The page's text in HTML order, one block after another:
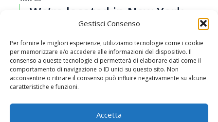
Gestisci Consenso
Per fornire le migliori esperienze, utilizziamo tecnologie come i cookie
per memorizzare e/o accedere alle informazioni del dispositivo. Il
consenso a queste tecnologie ci permetterà di elaborare dati come il
comportamento di navigazione o ID unici su questo sito. Non
acconsentire o ritirare il consenso può influire negativamente su alcune
caratteristiche e funzioni.
Accetta
We’re located in New York.
Come and visit us!
Lorem ipsum dolor sit amet, consectetur adipiscing
elit, do eiusmod tempor incididunt ut labore et dolore
magna aliqua. Ut enim ad minim veniam, quis nostrud
exercitation ullamco